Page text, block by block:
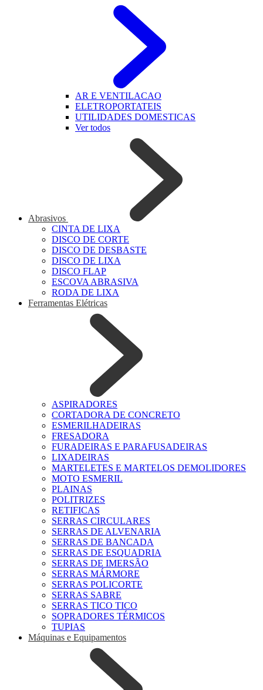
AR E VENTILACAO
ELETROPORTATEIS
UTILIDADES DOMESTICAS
Ver todos
Abrasivos
CINTA DE LIXA
DISCO DE CORTE
DISCO DE DESBASTE
DISCO DE LIXA
DISCO FLAP
ESCOVA ABRASIVA
RODA DE LIXA
Ferramentas Elétricas
ASPIRADORES
CORTADORA DE CONCRETO
ESMERILHADEIRAS
FRESADORA
FURADEIRAS E PARAFUSADEIRAS
LIXADEIRAS
MARTELETES E MARTELOS DEMOLIDORES
MOTO ESMERIL
PLAINAS
POLITRIZES
RETIFICAS
SERRAS CIRCULARES
SERRAS DE ALVENARIA
SERRAS DE BANCADA
SERRAS DE ESQUADRIA
SERRAS DE IMERSÃO
SERRAS MÁRMORE
SERRAS POLICORTE
SERRAS SABRE
SERRAS TICO TICO
SOPRADORES TÉRMICOS
TUPIAS
Máquinas e Equipamentos